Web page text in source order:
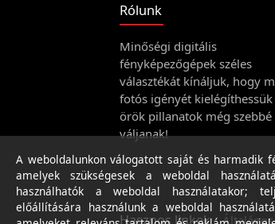
Rólunk
Minőségi digitális
fényképezőgépek széles
választékát kínáljuk, hogy
fotós igényét kielégíthessük
örök pillanatok még szebbé
váljanak!
Hasznos linkek
A weboldalunkon válogatott saját és harmadik
amelyek szükségesek a weboldal
használhatók a weboldal használatakor;
előállítására használunk a weboldal